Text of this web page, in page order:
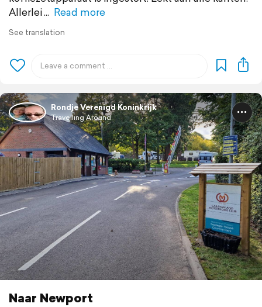
Allerlei
Read more
See translation
Rondje Verenigd Koninkrijk
Travelling Around
Naar Newport